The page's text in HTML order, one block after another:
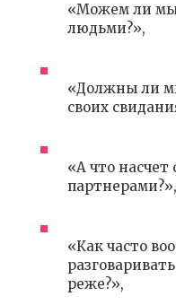
«Можем ли мы
людьми?»,
«Должны ли
своих
«А что насчет
партнерами?»,
«Как часто
реже?»,